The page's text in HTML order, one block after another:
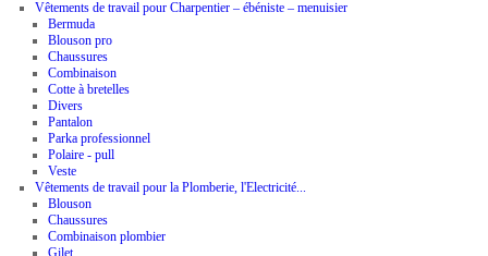
Vêtements de travail pour Charpentier – ébéniste – menuisier
Bermuda
Blouson pro
Chaussures
Combinaison
Cotte à bretelles
Divers
Pantalon
Parka professionnel
Polaire - pull
Veste
Vêtements de travail pour la Plomberie, l'Electricité...
Blouson
Chaussures
Combinaison plombier
Gilet